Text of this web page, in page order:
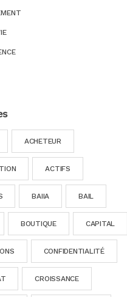
ACHETEUR
ACTIFS
BAIIA BAIL
BOUTIQUE CAPITAL
CONFIDENTIALITÉ
CROISSANCE